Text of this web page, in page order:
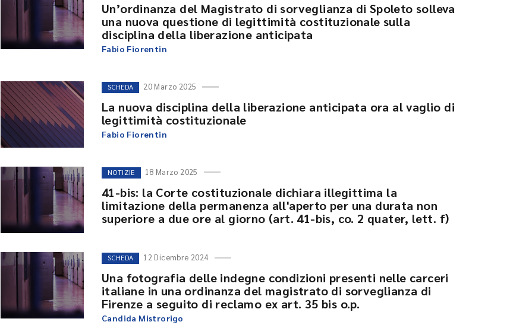
Un’ordinanza del Magistrato di sorveglianza di Spoleto solleva
una nuova questione di legittimità costituzionale sulla
disciplina della liberazione anticipata
Fabio Fiorentin
SCHEDA 20 Marzo 2025
La nuova disciplina della liberazione anticipata ora al vaglio di
legittimità costituzionale
Fabio Fiorentin
NOTIZIE 18 Marzo 2025
41-bis: la Corte costituzionale dichiara illegittima la
limitazione della permanenza all'aperto per una durata non
superiore a due ore al giorno (art. 41-bis, co. 2 quater, lett. f)
SCHEDA 12 Dicembre 2024
Una fotografia delle indegne condizioni presenti nelle carceri
italiane in una ordinanza del magistrato di sorveglianza di
Firenze a seguito di reclamo ex art. 35 bis o.p.
Candida Mistrorigo